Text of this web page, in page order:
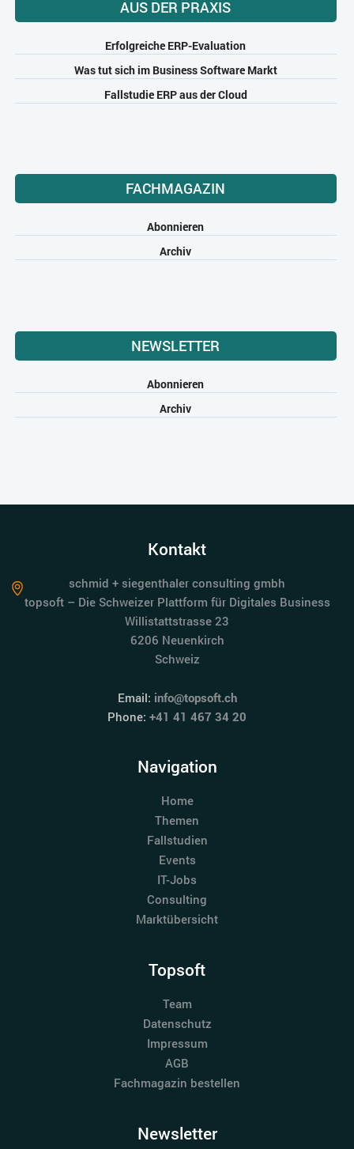
AUS DER PRAXIS
Erfolgreiche ERP-Evaluation
Was tut sich im Business Software Markt
Fallstudie ERP aus der Cloud
FACHMAGAZIN
Abonnieren
Archiv
NEWSLETTER
Abonnieren
Archiv
Kontakt
schmid + siegenthaler consulting gmbh
topsoft – Die Schweizer Plattform für Digitales Business
Willistattstrasse 23
6206 Neuenkirch
Schweiz
Email: info@topsoft.ch
Phone: +41 41 467 34 20
Navigation
Home
Themen
Fallstudien
Events
IT-Jobs
Consulting
Marktübersicht
Topsoft
Team
Datenschutz
Impressum
AGB
Fachmagazin bestellen
Newsletter